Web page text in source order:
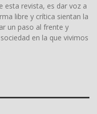
esta revista, es dar voz a
libre y crítica sientan la
un paso al frente y
en la que vivimos